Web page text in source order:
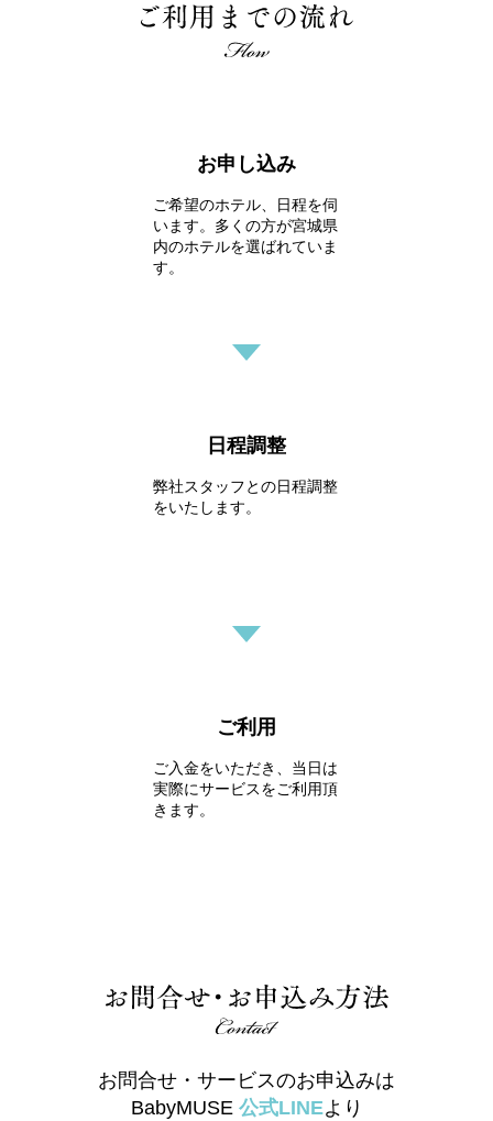
お申し込み
ご希望のホテル、日程を伺
います。多くの方が宮城県
内のホテルを選ばれていま
す。
日程調整
弊社スタッフとの日程調整
をいたします。
ご利用
ご入金をいただき、当日は
実際にサービスをご利用頂
きます。
お問合せ・サービスのお申込みは
BabyMUSE 公式LINEより